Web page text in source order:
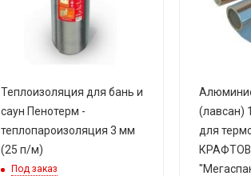
Теплоизоляция для бань и
саун Пенотерм -
теплопароизоляция 3 мм
(25 п/м)
Под заказ
(лавсан)
для